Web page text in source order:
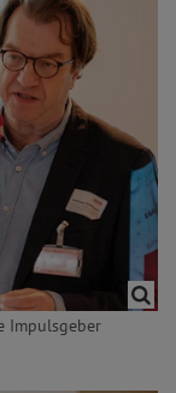
Impulsgeber